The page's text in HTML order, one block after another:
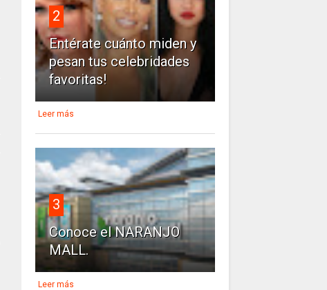
2
Entérate cuánto miden y
pesan tus celebridades
favoritas!
Leer más
3
Conoce el NARANJO
MALL.
Leer más